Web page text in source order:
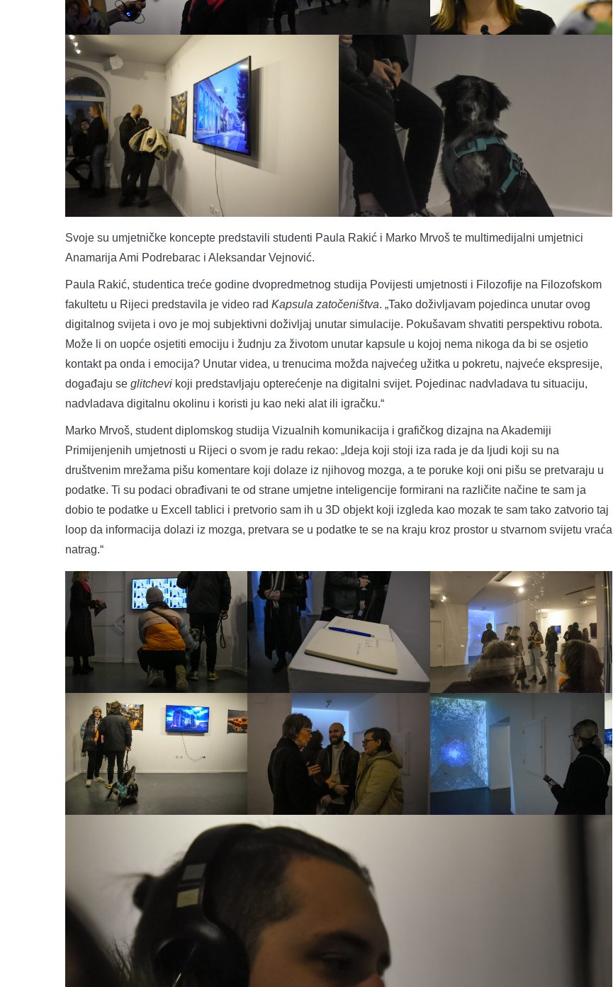
Svoje su umjetničke koncepte predstavili studenti Paula Rakić i Marko Mrvoš te multimedijalni umjetnici
Anamarija Ami Podrebarac i Aleksandar Vejnović.
Paula Rakić, studentica treće godine dvopredmetnog studija Povijesti umjetnosti i Filozofije na Filozofskom
fakultetu u Rijeci predstavila je video rad Kapsula zatočeništva. „Tako doživljavam pojedinca unutar ovog
digitalnog svijeta i ovo je moj subjektivni doživljaj unutar simulacije. Pokušavam shvatiti perspektivu robota.
Može li on uopće osjetiti emociju i žudnju za životom unutar kapsule u kojoj nema nikoga da bi se osjetio
kontakt pa onda i emocija? Unutar videa, u trenucima možda najvećeg užitka u pokretu, najveće ekspresije,
događaju se glitchevi koji predstavljaju opterećenje na digitalni svijet. Pojedinac nadvladava tu situaciju,
nadvladava digitalnu okolinu i koristi ju kao neki alat ili igračku.“
Marko Mrvoš, student diplomskog studija Vizualnih komunikacija i grafičkog dizajna na Akademiji
Primijenjenih umjetnosti u Rijeci o svom je radu rekao: „Ideja koji stoji iza rada je da ljudi koji su na
društvenim mrežama pišu komentare koji dolaze iz njihovog mozga, a te poruke koji oni pišu se pretvaraju u
podatke. Ti su podaci obrađivani te od strane umjetne inteligencije formirani na različite načine te sam ja
dobio te podatke u Excell tablici i pretvorio sam ih u 3D objekt koji izgleda kao mozak te sam tako zatvorio taj
loop da informacija dolazi iz mozga, pretvara se u podatke te se na kraju kroz prostor u stvarnom svijetu vraća
natrag.“